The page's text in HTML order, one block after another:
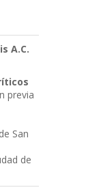
A.C.
previa
San
de